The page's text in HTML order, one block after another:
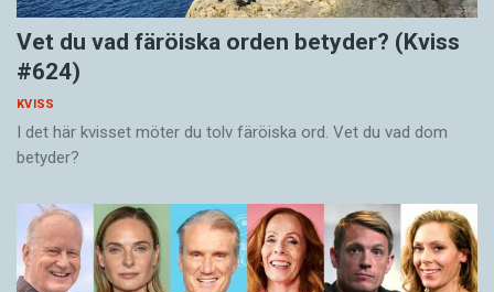
Vet du vad färöiska orden betyder? (Kviss
#624)
KVISS
I det här kvisset möter du tolv färöiska ord. Vet du vad dom
betyder?